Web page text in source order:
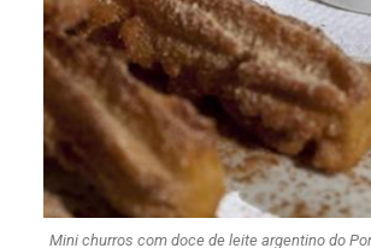
Mini churros com doce de leite argentino do